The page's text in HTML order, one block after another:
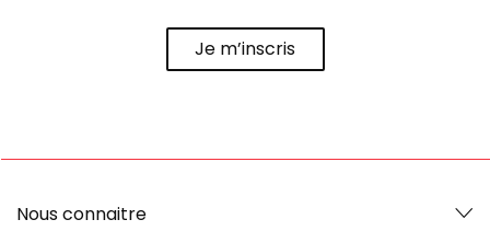
Je m’inscris
Nous connaitre